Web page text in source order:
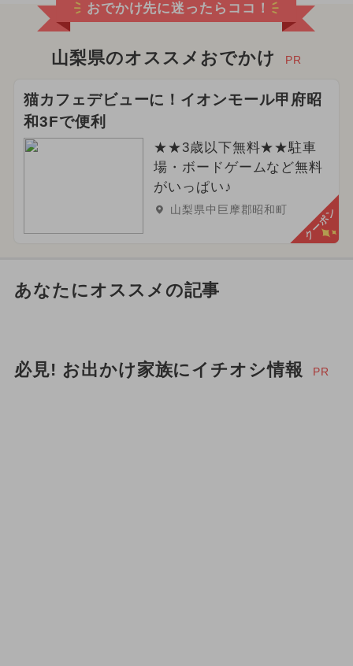
おでかけ先に迷ったらココ！
山梨県のオススメおでかけ PR
猫カフェデビューに！イオンモール甲府昭
和3Fで便利
★★3歳以下無料★★駐車
場・ボードゲームなど無料
がいっぱい♪
山梨県中巨摩郡昭和町 クーポン
あなたにオススメの記事
必見! お出かけ家族にイチオシ情報 PR